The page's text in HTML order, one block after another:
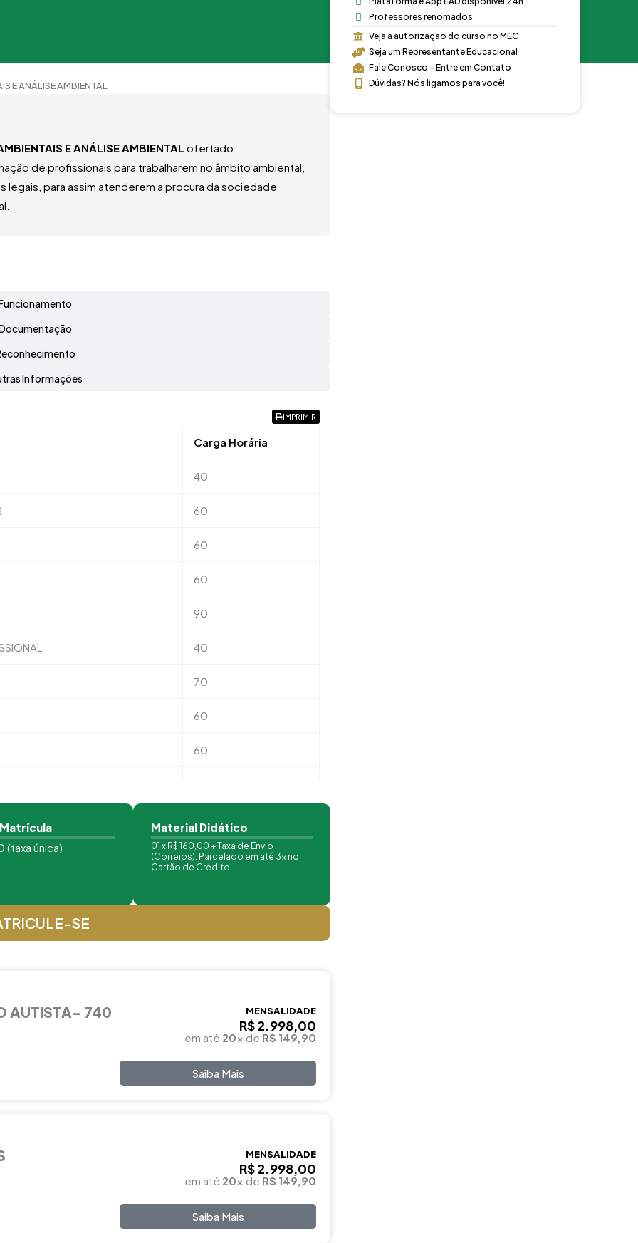
E ANÁLISE AMBIENTAL
E ANÁLISE AMBIENTAL ofertado
de profissionais para trabalharem no âmbito ambiental,
para assim atenderem a procura da sociedade
Informações
IMPRIMIR
Carga Horária
40
60
60
60
90
40
70
60
60
60
(taxa única)
Material Didático
01 x R$ 160,00 + Taxa de Envio
(Correios). Parcelado em até 3x no
Cartão de Crédito.
SE
AUTISTA- 740
MENSALIDADE
R$ 2.998,00
em até 20x de R$ 149,90
Saiba Mais
MENSALIDADE
R$ 2.998,00
em até 20x de R$ 149,90
Saiba Mais
Professores renomados
Veja a autorização do curso no MEC
Seja um Representante Educacional
Fale Conosco - Entre em Contato
Dúvidas? Nós ligamos para você!